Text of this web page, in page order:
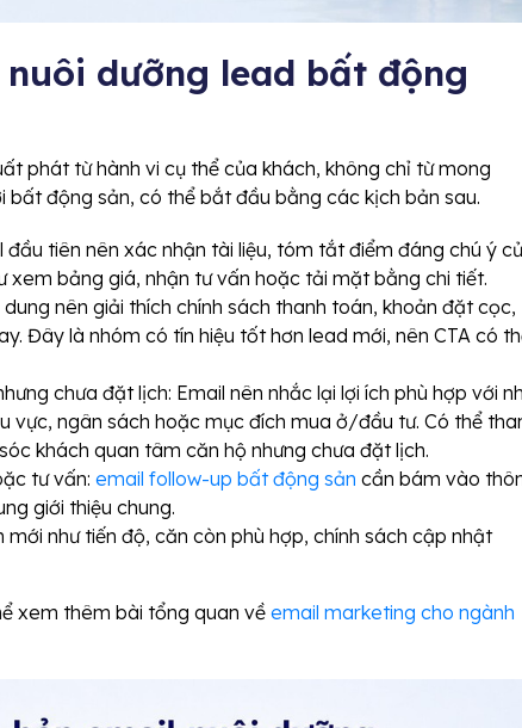
dưỡng lead bất động
phát từ hành vi cụ thể của khách, không chỉ từ mong
bất động sản, có thể bắt đầu bằng các kịch bản sau.
đầu tiên nên xác nhận tài liệu, tóm tắt điểm đáng chú ý
xem bảng giá, nhận tư vấn hoặc tải mặt bằng chi tiết.
nên giải thích chính sách thanh toán, khoản đặt cọc,
Đây là nhóm có tín hiệu tốt hơn lead mới, nên CTA có
chưa đặt lịch: Email nên nhắc lại lợi ích phù hợp với
vực, ngân sách hoặc mục đích mua ở/đầu tư. Có thể
khách quan tâm căn hộ nhưng chưa đặt lịch.
tư vấn: email follow-up bất động sản cần bám vào
giới thiệu chung.
như tiến độ, căn còn phù hợp, chính sách cập nhật
xem thêm bài tổng quan về email marketing cho ngành